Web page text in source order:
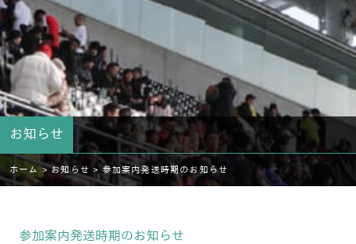
お知らせ
ホーム >お知らせ > 参加案内発送時期のお知らせ
参加案内発送時期のお知らせ